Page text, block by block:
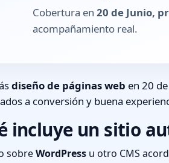
Cobertura en 20 de Junio,
acompañamiento real.
diseño de páginas web en 20
a conversión y buena
incluye un sitio
sobreWordPress u otro CMS